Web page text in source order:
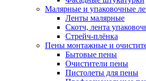
Малярные и упаковочные
Ленты малярные
Скотч, лента
Стрейч-плёнка
Пены монтажные и
Бытовые пены
Очистители пены
Пистолеты для пены